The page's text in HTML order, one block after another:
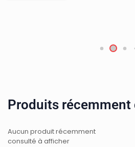
Produits
Aucun produit récemment
consulté à afficher